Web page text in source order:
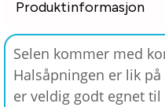
Produktinformasjon
Selen kommer med
Halsåpningen er lik
er veldig godt egnet